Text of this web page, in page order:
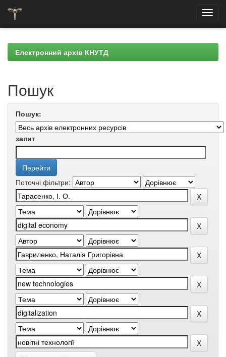
navigationЕлектронний архів КНУТД
Пошук
Пошук:
запит
Поточні фільтри: